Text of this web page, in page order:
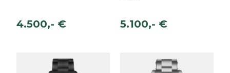
4.500,- € 5.100,- €